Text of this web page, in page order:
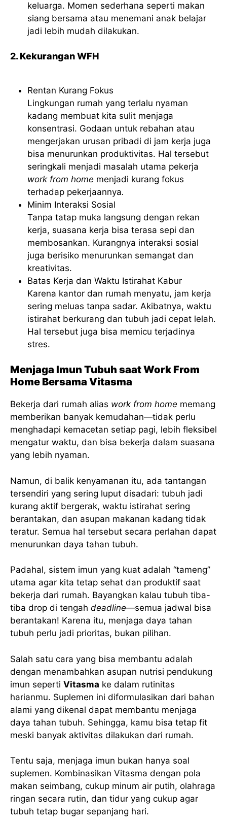
keluarga. Momen sederhana seperti makan
siang bersama atau menemani anak belajar
jadi lebih mudah dilakukan.
2. Kekurangan WFH
Rentan Kurang Fokus
Lingkungan rumah yang terlalu nyaman
kadang membuat kita sulit menjaga
konsentrasi. Godaan untuk rebahan atau
mengerjakan urusan pribadi di jam kerja juga
bisa menurunkan produktivitas. Hal tersebut
seringkali menjadi masalah utama pekerja
work from home menjadi kurang fokus
terhadap pekerjaannya.
Minim Interaksi Sosial
Tanpa tatap muka langsung dengan rekan
kerja, suasana kerja bisa terasa sepi dan
membosankan. Kurangnya interaksi sosial
juga berisiko menurunkan semangat dan
kreativitas.
Batas Kerja dan Waktu Istirahat Kabur
Karena kantor dan rumah menyatu, jam kerja
sering meluas tanpa sadar. Akibatnya, waktu
istirahat berkurang dan tubuh jadi cepat lelah.
Hal tersebut juga bisa memicu terjadinya
stres.
Menjaga Imun Tubuh saat Work From
Home Bersama Vitasma
Bekerja dari rumah alias work from home memang
memberikan banyak kemudahan—tidak perlu
menghadapi kemacetan setiap pagi, lebih fleksibel
mengatur waktu, dan bisa bekerja dalam suasana
yang lebih nyaman.
Namun, di balik kenyamanan itu, ada tantangan
tersendiri yang sering luput disadari: tubuh jadi
kurang aktif bergerak, waktu istirahat sering
berantakan, dan asupan makanan kadang tidak
teratur. Semua hal tersebut secara perlahan dapat
menurunkan daya tahan tubuh.
Padahal, sistem imun yang kuat adalah “tameng”
utama agar kita tetap sehat dan produktif saat
bekerja dari rumah. Bayangkan kalau tubuh tiba-
tiba drop di tengah deadline—semua jadwal bisa
berantakan! Karena itu, menjaga daya tahan
tubuh perlu jadi prioritas, bukan pilihan.
Salah satu cara yang bisa membantu adalah
dengan menambahkan asupan nutrisi pendukung
imun seperti Vitasma ke dalam rutinitas
harianmu. Suplemen ini diformulasikan dari bahan
alami yang dikenal dapat membantu menjaga
daya tahan tubuh. Sehingga, kamu bisa tetap fit
meski banyak aktivitas dilakukan dari rumah.
Tentu saja, menjaga imun bukan hanya soal
suplemen. Kombinasikan Vitasma dengan pola
makan seimbang, cukup minum air putih, olahraga
ringan secara rutin, dan tidur yang cukup agar
tubuh tetap bugar sepanjang hari.